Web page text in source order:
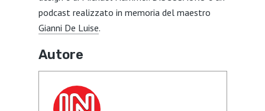
podcast realizzato in memoria del maestro
Gianni De Luise.
Autore